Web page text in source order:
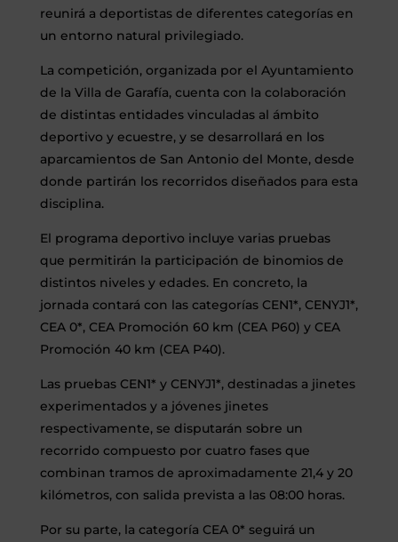
reunirá a deportistas de diferentes categorías en
un entorno natural privilegiado.
La competición, organizada por el Ayuntamiento
de la Villa de Garafía, cuenta con la colaboración
de distintas entidades vinculadas al ámbito
deportivo y ecuestre, y se desarrollará en los
aparcamientos de San Antonio del Monte, desde
donde partirán los recorridos diseñados para esta
disciplina.
El programa deportivo incluye varias pruebas
que permitirán la participación de binomios de
distintos niveles y edades. En concreto, la
jornada contará con las categorías CEN1*, CENYJ1*,
CEA 0*, CEA Promoción 60 km (CEA P60) y CEA
Promoción 40 km (CEA P40).
Las pruebas CEN1* y CENYJ1*, destinadas a jinetes
experimentados y a jóvenes jinetes
respectivamente, se disputarán sobre un
recorrido compuesto por cuatro fases que
combinan tramos de aproximadamente 21,4 y 20
kilómetros, con salida prevista a las 08:00 horas.
Por su parte, la categoría CEA 0* seguirá un